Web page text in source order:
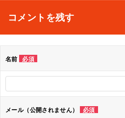
ビ
シ
ョ
コメントを残す
名前 必須
メール（公開されません） 必須